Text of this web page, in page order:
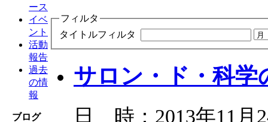
ース
イベ
ント
活動
報告
過去
の情
報
ブログ
フィルタ
タイトルフィルタ
サロン・ド・科学
日 時：2013年11月